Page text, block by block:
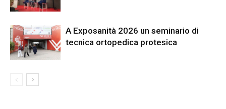
A Exposanità 2026 un seminario di
tecnica ortopedica protesica